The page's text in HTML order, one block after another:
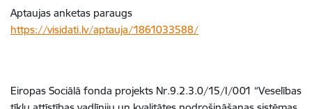
Aptaujas anketas paraugs
https://visidati.lv/aptauja/1861033588/
Eiropas Sociālā fonda projekts Nr.9.2.3.0/15/I/001 “Veselības